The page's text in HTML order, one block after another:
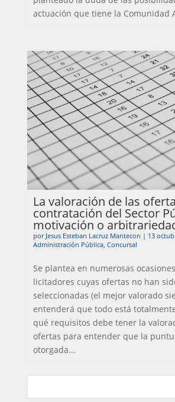
actuación que tiene la Comunidad
La valoración de las
contratación del Sector
motivación o
por Jesus Esteban Lacruz Mantecon | 13
Administración Pública, Concursal
Se plantea en numerosas
licitadores cuyas ofertas no han
seleccionadas (el mejor valorado
entenderá que todo está
qué requisitos debe tener la
ofertas para entender que la
otorgada...